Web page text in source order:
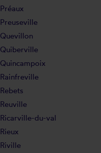
Préaux
Preuseville
Quevillon
Quiberville
Quincampoix
Rainfreville
Rebets
Reuville
Ricarville-du-val
Rieux
Riville